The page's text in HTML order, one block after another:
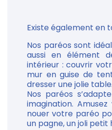
Existe également en
Nos paréos sont
aussi en élément
intérieur : couvrir
mur en guise de
dresser une jolie
Nos paréos
imagination.
nouer votre paréo
un pagne, un joli petit